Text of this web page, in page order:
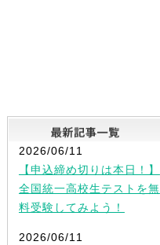
2026/06/11
【申込締め切りは本日！】
全国統一高校生テストを無
料受験してみよう！
2026/06/11